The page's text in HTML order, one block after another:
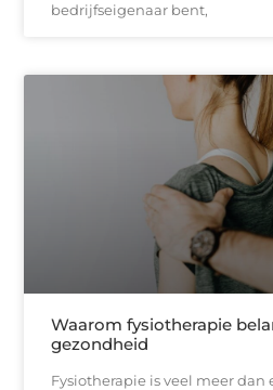
bedrijfseigenaar bent,
Waarom fysiotherapie
gezondheid
Fysiotherapie is veel meer